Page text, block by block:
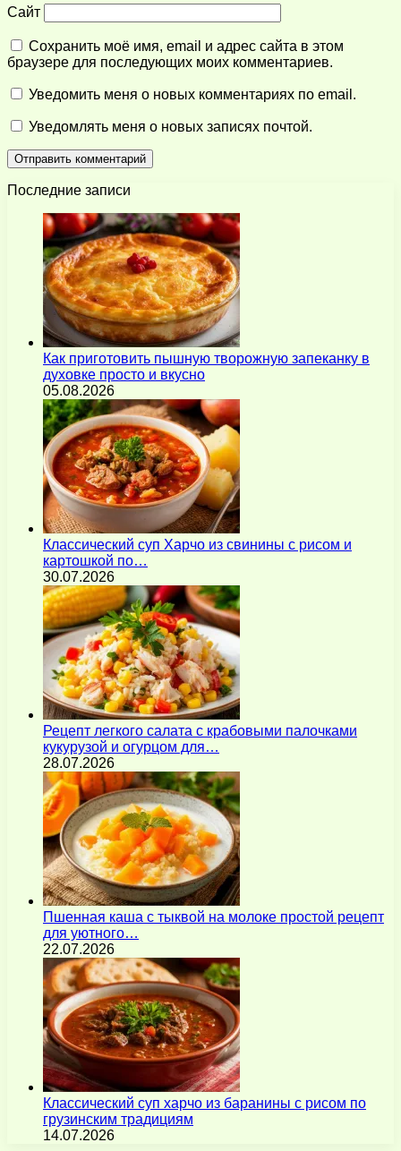
Сайт
Сохранить моё имя, email и адрес сайта в этом
браузере для последующих моих комментариев.
Уведомить меня о новых комментариях по email.
Уведомлять меня о новых записях почтой.
Последние записи
Как приготовить пышную творожную запеканку в
духовке просто и вкусно
05.08.2026
Классический суп Харчо из свинины с рисом и
картошкой по…
30.07.2026
Рецепт легкого салата с крабовыми палочками
кукурузой и огурцом для…
28.07.2026
Пшенная каша с тыквой на молоке простой рецепт
для уютного…
22.07.2026
Классический суп харчо из баранины с рисом по
грузинским традициям
14.07.2026